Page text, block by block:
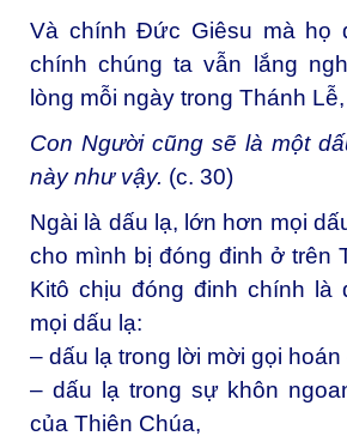
Và chính Đức Giêsu mà họ
chính chúng ta vẫn lắng
lòng mỗi ngày trong Thánh
Con Người cũng sẽ là một
này như vậy. (c. 30)
Ngài là dấu lạ, lớn hơn mọi
cho mình bị đóng đinh ở trên
Kitô chịu đóng đinh chính là
mọi dấu lạ:
– dấu lạ trong lời mời gọi hoán
– dấu lạ trong sự khôn
của Thiên Chúa,